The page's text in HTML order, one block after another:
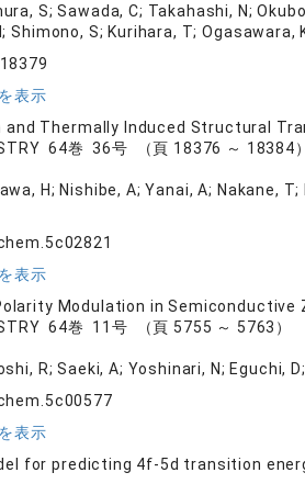
S; Sawada, C; Takahashi, N;
Shimono, S; Kurihara, T; Ogasawara,
表示
and Thermally Induced Structural
64巻 36号 （頁 18376 ～ 18384）
H; Nishibe, A; Yanai, A; Nakane,
表示
Modulation in
64巻 11号 （頁 5755 ～ 5763）
R; Saeki, A; Yoshinari, N; Eguchi,
表示
for predicting 4f-5d transition